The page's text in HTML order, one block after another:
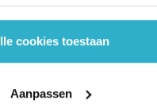
cookies toestaan
Aanpassen